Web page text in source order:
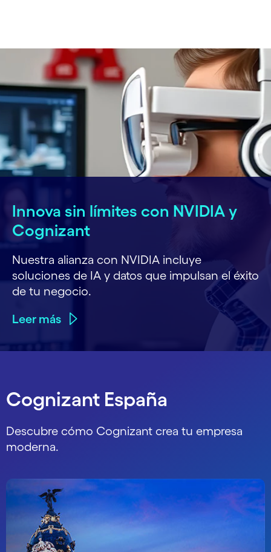
Innova sin límites con NVIDIA y
Cognizant
Nuestra alianza con NVIDIA incluye
soluciones de IA y datos que impulsan el éxito
de tu negocio.
Leer más
Cognizant España
Descubre cómo Cognizant crea tu empresa
moderna.